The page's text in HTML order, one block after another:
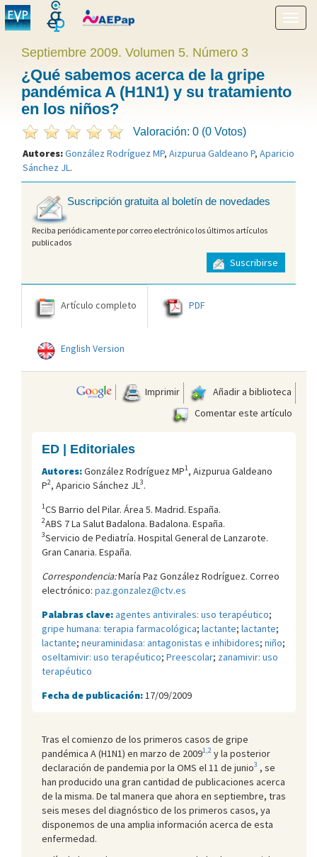
menú
Septiembre 2009. Volumen 5. Número 3
¿Qué sabemos acerca de la gripe
pandémica A (H1N1) y su tratamiento
en los niños?
Valoración: 0 (0 Votos)
Autores:González Rodríguez MP, Aizpurua Galdeano P, Aparicio
Sánchez JL.
Suscripción gratuita al boletín de novedades
Reciba periódicamente por correo electrónico los últimos artículos
publicados
Suscribirse
Artículo completo PDF
English Version
Imprimir
Añadir a biblioteca
Comentar este artículo
ED | Editoriales
Autores:González Rodríguez MP1, Aizpurua Galdeano
P2, Aparicio Sánchez JL 3.
1CS Barrio del Pilar. Área 5. Madrid. España.
2ABS 7 La Salut Badalona. Badalona. España.
3Servicio de Pediatría. Hospital General de Lanzarote.
Gran Canaria. España.
Correspondencia:María Paz González Rodríguez. Correo
electrónico: paz.gonzalez@ctv.es
Palabras clave:agentes antivirales: uso terapéutico;
gripe humana: terapia farmacológica; lactante; lactante;
lactante; neuraminidasa: antagonistas e inhibidores; niño;
oseltamivir: uso terapéutico; Preescolar; zanamivir: uso
terapéutico
Fecha de publicación: 17/09/2009
Tras el comienzo de los primeros casos de gripe
pandémica A (H1N1) en marzo de 20091,2 y la posterior
declaración de pandemia por la OMS el 11 de junio3 , se
han producido una gran cantidad de publicaciones acerca
de la misma. De tal manera que ahora en septiembre, tras
seis meses del diagnóstico de los primeros casos, ya
disponemos de una amplia información acerca de esta
enfermedad.